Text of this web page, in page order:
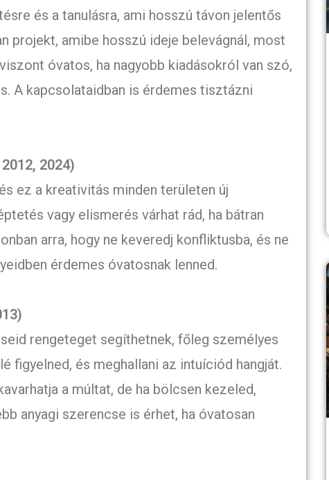
és a tanulásra, ami hosszú távon jelentős
projekt, amibe hosszú ideje belevágnál, most
óvatos, ha nagyobb kiadásokról van szó,
A kapcsolataidban is érdemes tisztázni
2024)
ez a kreativitás minden területen új
vagy elismerés várhat rád, ha bátran
arra, hogy ne keveredj konfliktusba, és ne
érdemes óvatosnak lenned.
rengeteget segíthetnek, főleg személyes
figyelned, és meghallani az intuíciód hangját.
a múltat, de ha bölcsen kezeled,
anyagi szerencse is érhet, ha óvatosan